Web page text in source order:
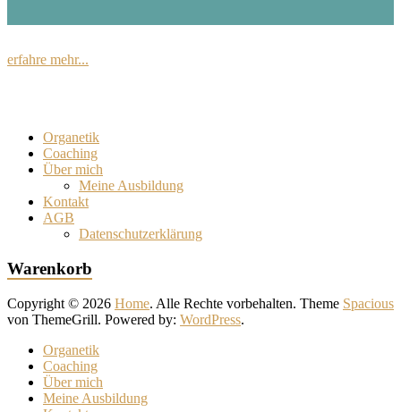
erfahre mehr...
Organetik
Coaching
Über mich
Meine Ausbildung
Kontakt
AGB
Datenschutzerklärung
Warenkorb
Copyright © 2026 Home. Alle Rechte vorbehalten. Theme Spacious
von ThemeGrill. Powered by: WordPress.
Organetik
Coaching
Über mich
Meine Ausbildung